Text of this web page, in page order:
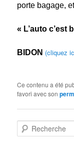
porte bagage,
« L’auto c’est
BIDON (cliquez
Ce contenu a été
favori avec son
e